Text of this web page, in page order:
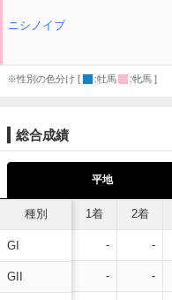
ニシノイブ
※性別の色分け [ :牡馬 :牝馬 ]
総合成績
平地
種別
GI
GII
1着 2着
- -
- -